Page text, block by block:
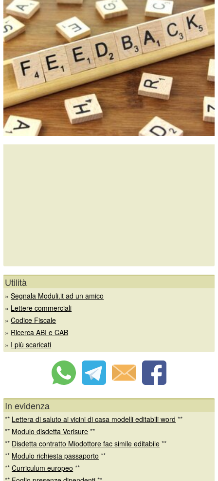
Utilità
»Segnala Moduli.it ad un amico
» Lettere commerciali
»Codice Fiscale
» Ricerca ABI e CAB
» I più scaricati
In evidenza
** Lettera di saluto ai vicini di casa modelli editabili word **
** Modulo disdetta Verisure **
** Disdetta contratto Miodottore fac simile editabile **
** Modulo richiesta passaporto **
**Curriculum europeo **